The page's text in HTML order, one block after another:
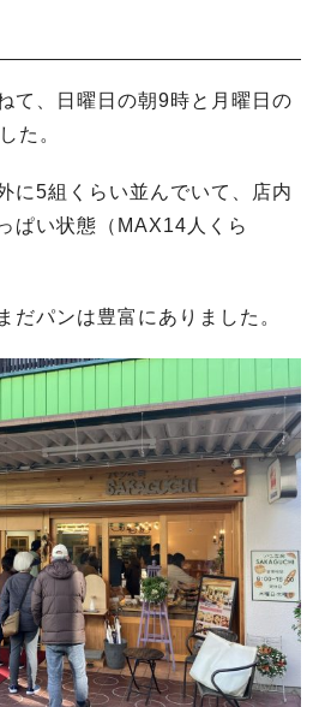
て、日曜日の朝9時と月曜日の
た。
に5組くらい並んでいて、店内
ぱい状態（MAX14人くら
だパンは豊富にありました。